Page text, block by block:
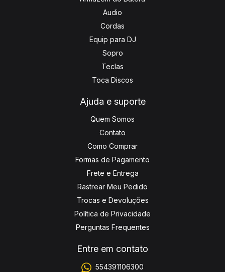
Audio
Cordas
Equip para DJ
Sopro
Teclas
Toca Discos
Ajuda e suporte
Quem Somos
Contato
Como Comprar
Formas de Pagamento
Frete e Entrega
Rastrear Meu Pedido
Trocas e Devoluções
Política de Privacidade
Perguntas Frequentes
Entre em contato
554391106300